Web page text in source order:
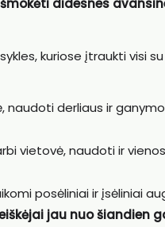
didesnes
kuriose įtraukti visi su
naudoti derliaus ir ganymo
vietovė, naudoti ir vienos
posėliniai ir įsėliniai
jau nuo šiandien